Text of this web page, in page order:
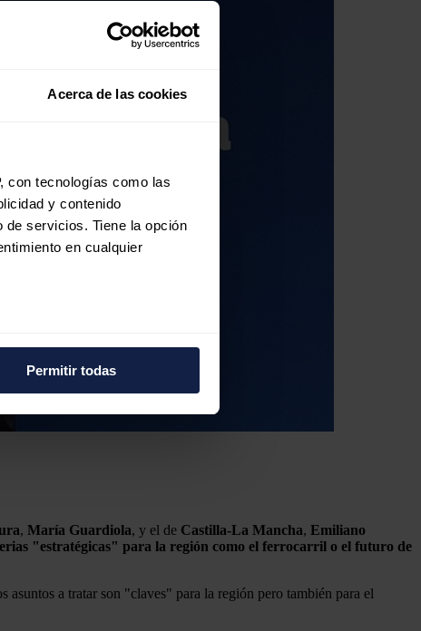
Acerca de las cookies
con tecnologías como las
y contenido
de servicios. Tiene la opción
en cualquier
funciones de redes sociales
Permitir todas
, María Guardiola, y el de Castilla-La Mancha, Emiliano
"estratégicas" para la región como el ferrocarril o el futuro de
asuntos a tratar son "claves" para la región pero también para el